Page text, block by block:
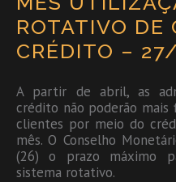
ROTATIVO DE
CRÉDITO –
A partir de abril, as
crédito não poderão mais
clientes por meio do
mês. O Conselho
(26) o prazo máximo
sistema rotativo.